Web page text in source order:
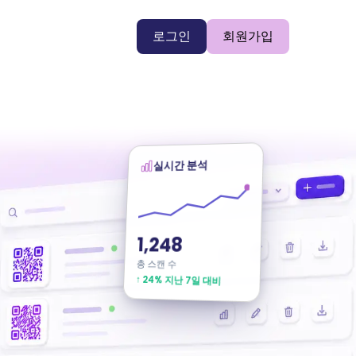
로그인 회원가입
실시간 분석
1,248
총 스캔 수
↑ 24% 지난 7일 대비